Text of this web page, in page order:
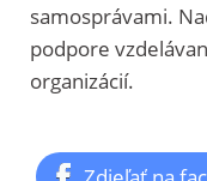
samosprávami.
podpore
organizácií.